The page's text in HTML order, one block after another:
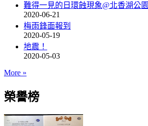
難得一見的日環蝕現象@北香湖公園
2020-06-21
梅雨鋒面報到
2020-05-19
地震！
2020-05-03
More »
榮譽榜